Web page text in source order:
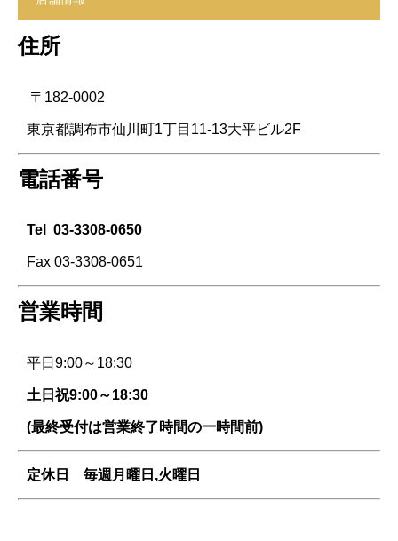
住所
〒182-0002
東京都調布市仙川町1丁目11-13大平ビル2F
電話番号
Tel 03-3308-0650
Fax 03-3308-0651
営業時間
平日9:00～18:30
土日祝9:00～18:30
(最終受付は営業終了時間の一時間前)
定休日 毎週 月曜日,火曜日